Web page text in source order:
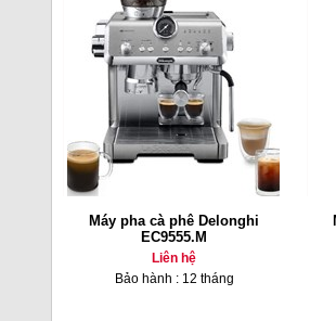
Máy pha cà phê Delonghi
EC9555.M
Liên hệ
Bảo hành : 12 tháng